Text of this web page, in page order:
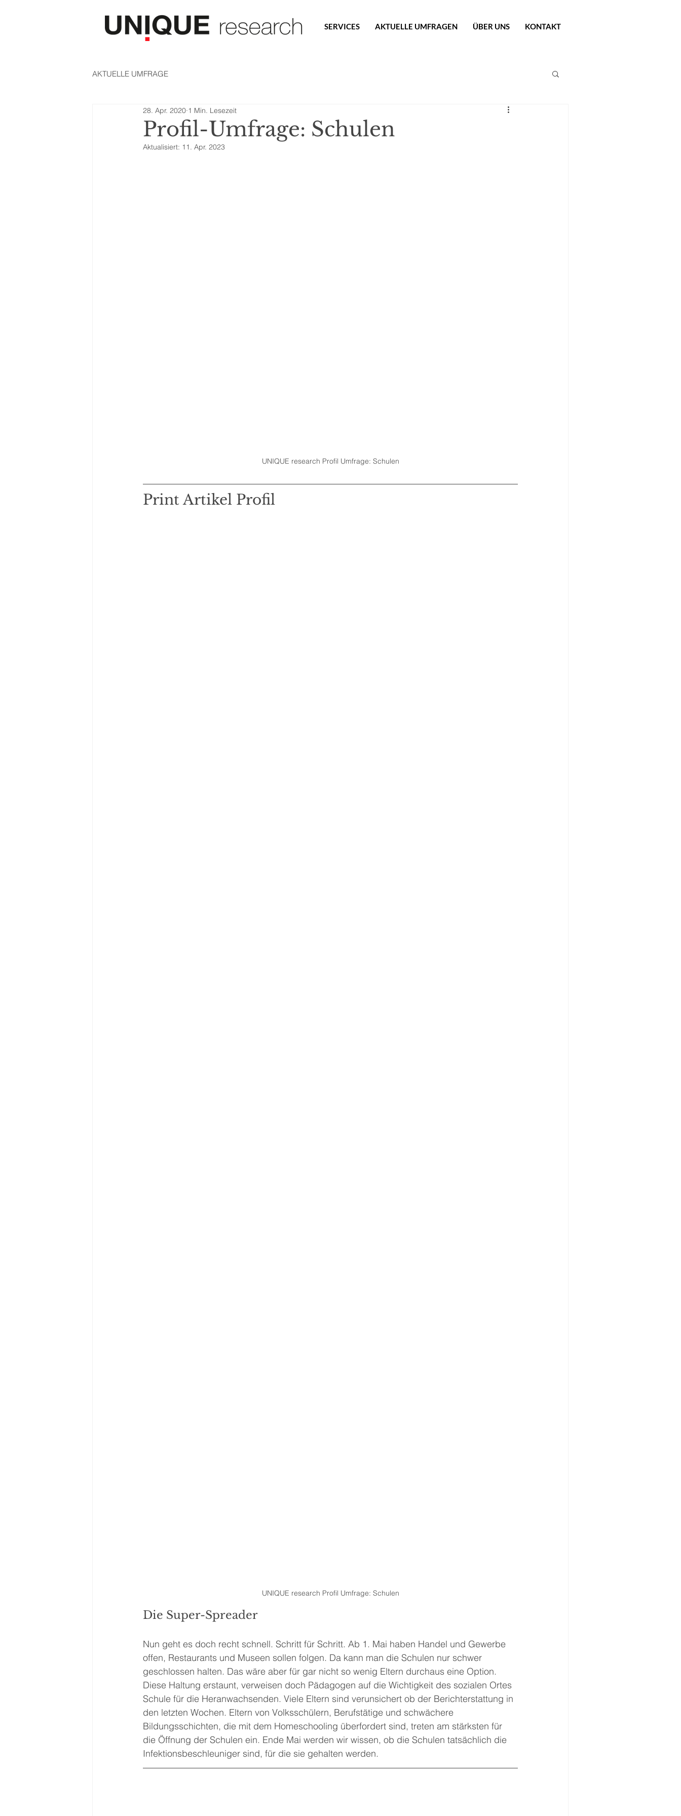
SERVICES AKTUELLE UMFRAGEN ÜBER UNS KONTAKT
AKTUELLE UMFRAGE
Profil-Umfrage: Schulen
28. Apr. 2020 1 Min. Lesezeit
Aktualisiert: 11. Apr. 2023
UNIQUE research Profil Umfrage: Schulen
Print Artikel Profil
UNIQUE research Profil Umfrage: Schulen
Die Super-Spreader
Nun geht es doch recht schnell. Schritt für Schritt. Ab 1. Mai haben Handel und Gewerbe
offen, Restaurants und Museen sollen folgen. Da kann man die Schulen nur schwer
geschlossen halten. Das wäre aber für gar nicht so wenig Eltern durchaus eine Option.
Diese Haltung erstaunt, verweisen doch Pädagogen auf die Wichtigkeit des sozialen Ortes
Schule für die Heranwachsenden. Viele Eltern sind verunsichert ob der Berichterstattung in
den letzten Wochen. Eltern von Volksschülern, Berufstätige und schwächere
Bildungsschichten, die mit dem Homeschooling überfordert sind, treten am stärksten für
die Öffnung der Schulen ein. Ende Mai werden wir wissen, ob die Schulen tatsächlich die
Infektionsbeschleuniger sind, für die sie gehalten werden.